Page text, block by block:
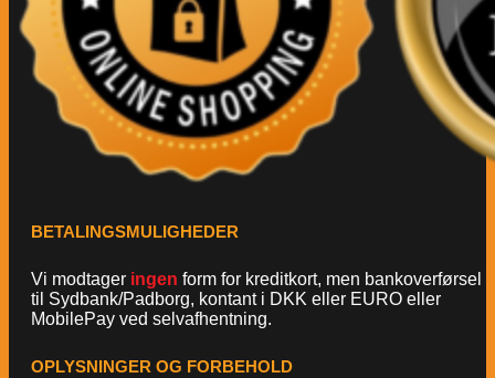
BETALINGSMULIGHEDER
Vi modtager ingen form for kreditkort, men bankoverførsel
til Sydbank/Padborg, kontant i DKK eller EURO eller
MobilePay ved selvafhentning.
OPLYSNINGER OG FORBEHOLD